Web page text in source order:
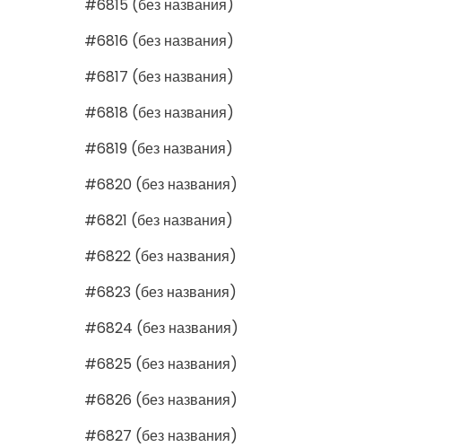
#6815 (без названия)
#6816 (без названия)
#6817 (без названия)
#6818 (без названия)
#6819 (без названия)
#6820 (без названия)
#6821 (без названия)
#6822 (без названия)
#6823 (без названия)
#6824 (без названия)
#6825 (без названия)
#6826 (без названия)
#6827 (без названия)